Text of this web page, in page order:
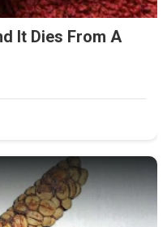
It Dies From A